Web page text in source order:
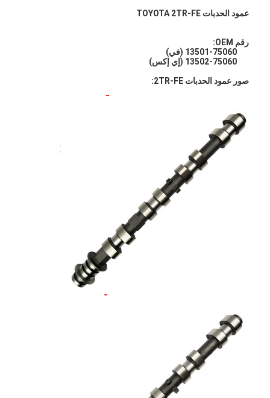
عمود الحدبات TOYOTA 2TR-FE
رقم OEM:
13501-75060 (في)
13502-75060 (إي إكس)
صور عمود الحدبات 2TR-FE: